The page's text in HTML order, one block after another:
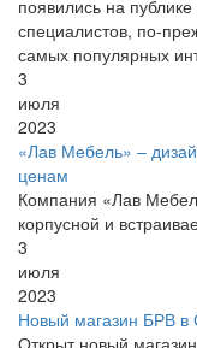
появились на
специалистов, по-
самых популярных
3
июля
2023
«Лав Мебель» –
ценам
Компания «Лав
корпусной и
3
июля
2023
Новый магазин БРВ в
Открыт новый